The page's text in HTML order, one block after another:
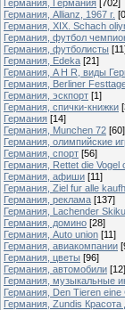
Германия, Германия [702]
Германия, Allianz, 1967 г.
Германия, XIX. Schach
Германия, футбол
Германия, футболисты
Германия, Edeka [21]
Германия, A H R, виды
Германия, Berliner
Германия, эскпорт [1]
Германия, спички-книжки
Германия [14]
Германия, Munchen 72 [60]
Германия, олимпийские
Германия, спорт [56]
Германия, Rettet die Vogel
Германия, афиши [11]
Германия, Ziel fur alle
Германия, реклама [137]
Германия, Lachender
Германия, домино [28]
Германия, Auto union [11]
Германия, авиакомпании
Германия, цветы [96]
Германия, автомобили [12]
Германия, музыкальные
Германия, Den Tieren
Германия, Zundis